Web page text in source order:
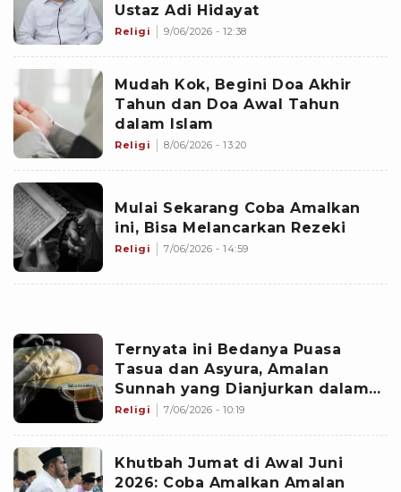
Ustaz Adi Hidayat
Religi 9/06/2026 - 12:38
Mudah Kok, Begini Doa Akhir
Tahun dan Doa Awal Tahun
dalam Islam
Religi 8/06/2026 - 13:20
Mulai Sekarang Coba Amalkan
ini, Bisa Melancarkan Rezeki
Religi 7/06/2026 - 14:59
Ternyata ini Bedanya Puasa
Tasua dan Asyura, Amalan
Sunnah yang Dianjurkan dalam
Islam di Bulan Muharram
Religi 7/06/2026 - 10:19
Khutbah Jumat di Awal Juni
2026: Coba Amalkan Amalan